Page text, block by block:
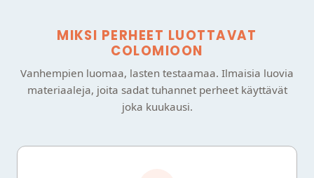
MIKSI PERHEET LUOTTAVAT
COLOMIOON
Vanhempien luomaa, lasten testaamaa. Ilmaisia luovia
materiaaleja, joita sadat tuhannet perheet käyttävät
joka kuukausi.